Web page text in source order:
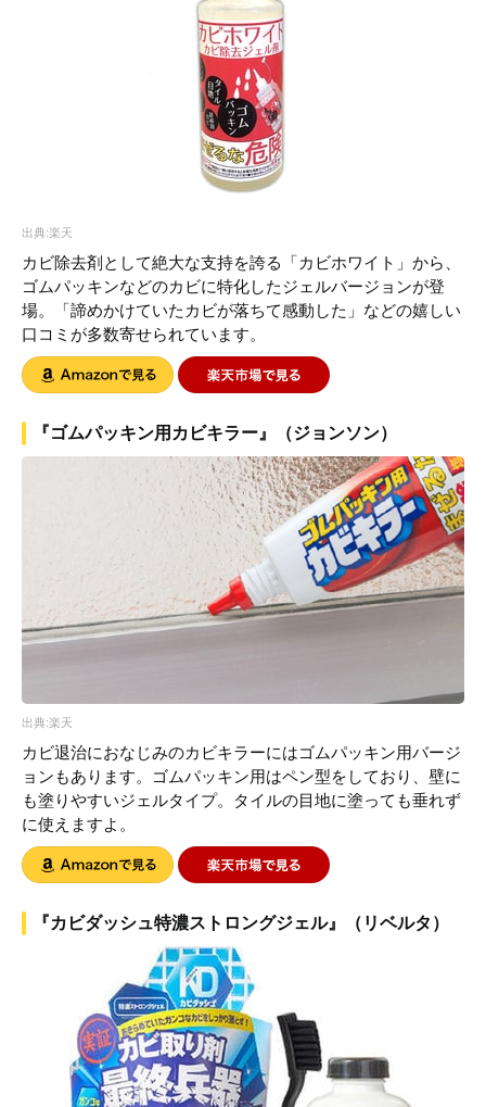
出典:楽天
カビ除去剤として絶大な支持を誇る「カビホワイト」から、
ゴムパッキンなどのカビに特化したジェルバージョンが登
場。「諦めかけていたカビが落ちて感動した」などの嬉しい
口コミが多数寄せられています。
『ゴムパッキン用カビキラー』（ジョンソン）
出典:楽天
カビ退治におなじみのカビキラーにはゴムパッキン用バージ
ョンもあります。ゴムパッキン用はペン型をしており、壁に
も塗りやすいジェルタイプ。タイルの目地に塗っても垂れず
に使えますよ。
『カビダッシュ特濃ストロングジェル』（リベルタ）